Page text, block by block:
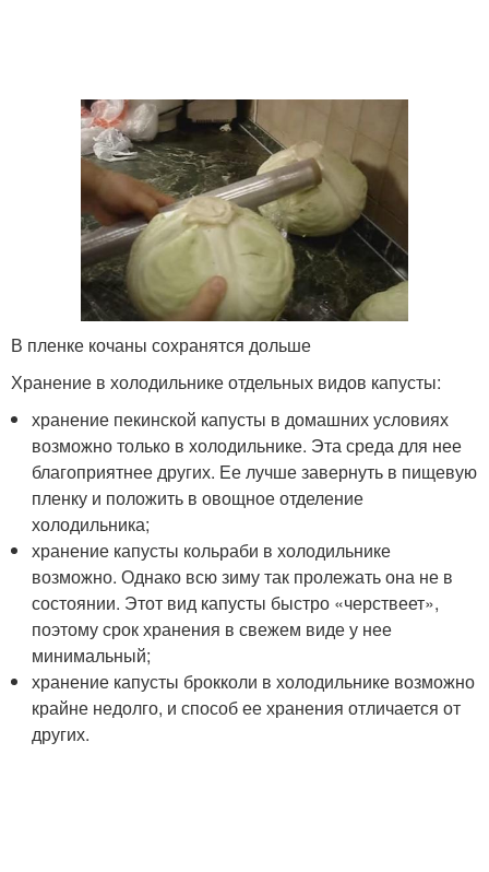
В пленке кочаны сохранятся дольше
Хранение в холодильнике отдельных видов капусты:
хранение пекинской капусты в домашних условиях
возможно только в холодильнике. Эта среда для нее
благоприятнее других. Ее лучше завернуть в пищевую
пленку и положить в овощное отделение
холодильника;
хранение капусты кольраби в холодильнике
возможно. Однако всю зиму так пролежать она не в
состоянии. Этот вид капусты быстро «черствеет»,
поэтому срок хранения в свежем виде у нее
минимальный;
хранение капусты брокколи в холодильнике возможно
крайне недолго, и способ ее хранения отличается от
других.